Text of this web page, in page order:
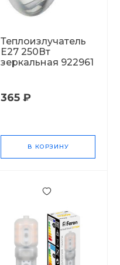
Теплоизлучатель
Е27 250Вт
зеркальная 922961
365 ₽
В КОРЗИНУ